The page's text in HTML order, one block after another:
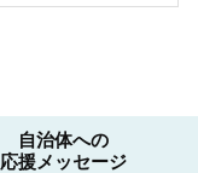
自治体への
応援メッセージ